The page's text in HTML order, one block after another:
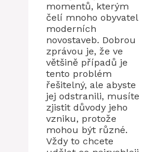
momentů, kterým
čelí mnoho obyvatel
moderních
novostaveb. Dobrou
zprávou je, že ve
většině případů je
tento problém
řešitelný, ale abyste
jej odstranili, musíte
zjistit důvody jeho
vzniku, protože
mohou být různé.
Vždy to chcete